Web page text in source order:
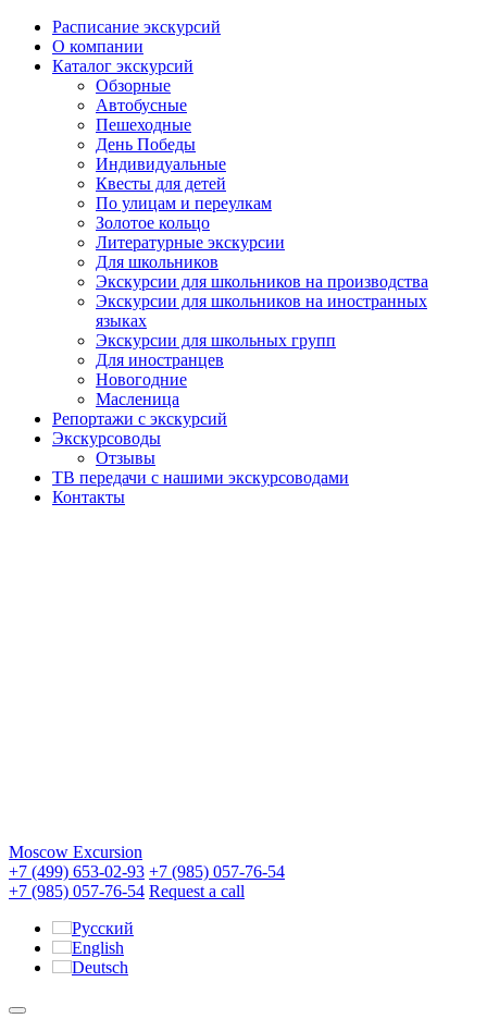
Расписание экскурсий
О компании
Каталог экскурсий
Обзорные
Автобусные
Пешеходные
День Победы
Индивидуальные
Квесты для детей
По улицам и переулкам
Золотое кольцо
Литературные экскурсии
Для школьников
Экскурсии для школьников на производства
Экскурсии для школьников на иностранных
языках
Экскурсии для школьных групп
Для иностранцев
Новогодние
Масленица
Репортажи с экскурсий
Экскурсоводы
Отзывы
ТВ передачи с нашими экскурсоводами
Контакты
Moscow Excursion
+7 (499) 653-02-93 +7 (985) 057-76-54
+7 (985) 057-76-54 Request a call
Русский
English
Deutsch